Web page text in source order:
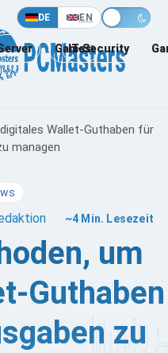
DE EN
Games
IT-Security
Wallet-Guthaben für
managen
~4 Min. Lesezeit
um
Guthaben
zu